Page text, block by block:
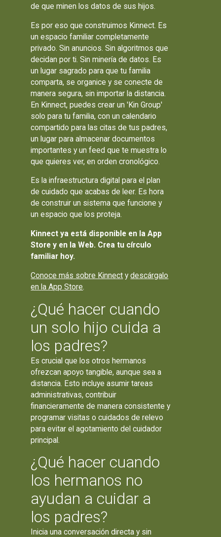
de que minen los datos de sus hijos.
Es por eso que construimos Kinnect. Es
un espacio familiar completamente
privado. Sin anuncios. Sin algoritmos que
decidan por ti. Sin minería de datos. Es
un lugar sagrado para que tu familia
comparta, se organice y se conecte de
manera segura, sin importar la distancia.
En Kinnect, puedes crear un 'Kin Group'
solo para tu familia, con un calendario
compartido para las citas de tus padres,
un lugar para almacenar documentos
importantes y un feed que te muestra lo
que quieres ver, en orden cronológico.
Es la infraestructura digital para el plan
de cuidado que acabas de leer. Es hora
de construir un sistema que funcione y
un espacio que los proteja.
Kinnect ya está disponible en la App
Store y en la Web. Crea tu círculo
familiar hoy.
Conoce más sobre Kinnect ydescárgalo
en la App Store.
¿Qué hacer cuando
un solo hijo cuida a
los padres?
Es crucial que los otros hermanos
ofrezcan apoyo tangible, aunque sea a
distancia. Esto incluye asumir tareas
administrativas, contribuir
financieramente de manera consistente y
programar visitas o cuidados de relevo
para evitar el agotamiento del cuidador
principal.
¿Qué hacer cuando
los hermanos no
ayudan a cuidar a
los padres?
Inicia una conversación directa y sin